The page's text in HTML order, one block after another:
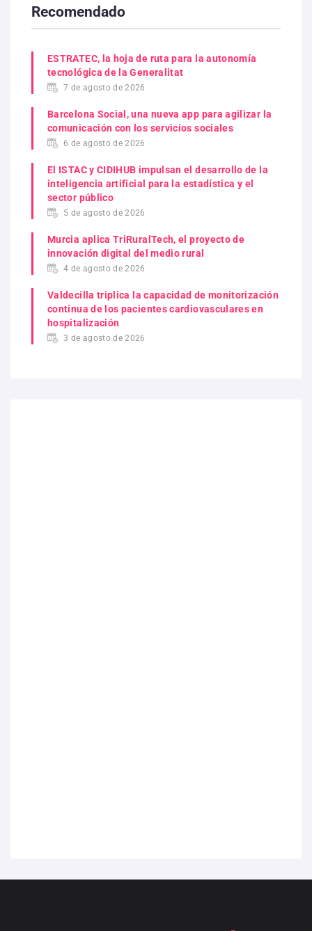
Recomendado
ESTRATEC, la hoja de ruta para la autonomía
tecnológica de la Generalitat
7 de agosto de 2026
Barcelona Social, una nueva app para agilizar la
comunicación con los servicios sociales
6 de agosto de 2026
El ISTAC y CIDIHUB impulsan el desarrollo de la
inteligencia artificial para la estadística y el
sector público
5 de agosto de 2026
Murcia aplica TriRuralTech, el proyecto de
innovación digital del medio rural
4 de agosto de 2026
Valdecilla triplica la capacidad de monitorización
continua de los pacientes cardiovasculares en
hospitalización
3 de agosto de 2026